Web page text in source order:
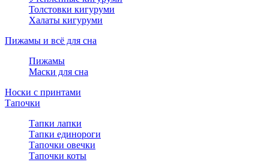
Толстовки кигуруми
Халаты кигуруми
Пижамы и всё для сна
Пижамы
Маски для сна
Носки с принтами
Тапочки
Тапки лапки
Тапки единороги
Тапочки овечки
Тапочки коты